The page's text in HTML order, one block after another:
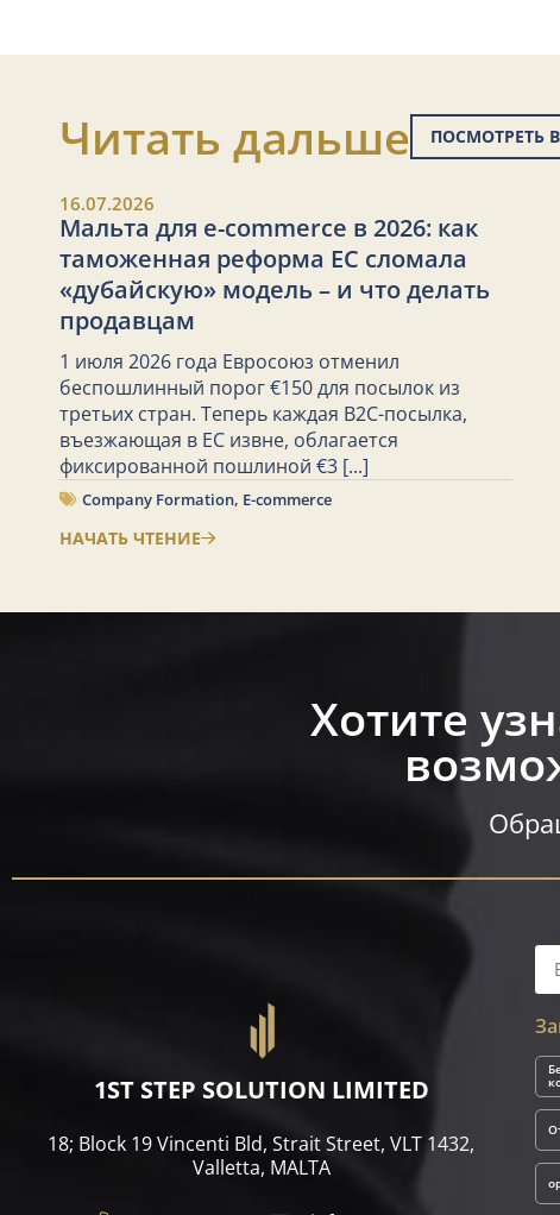
Читать дальше ПОСМОТРЕТЬ
16.07.2026
Мальта для e-commerce в 2026: как
таможенная реформа ЕС сломала
«дубайскую» модель – и что делать
продавцам
1 июля 2026 года Евросоюз отменил
беспошлинный порог €150 для посылок из
третьих стран. Теперь каждая B2C-посылка,
въезжающая в ЕС извне, облагается
фиксированной пошлиной €3 [...]
Company Formation, E-commerce
НАЧАТЬ ЧТЕНИЕ
Хотите
1ST STEP SOLUTION LIMITED
18; Block 19 Vincenti Bld, Strait Street, VLT 1432,
Valletta, MALTA​